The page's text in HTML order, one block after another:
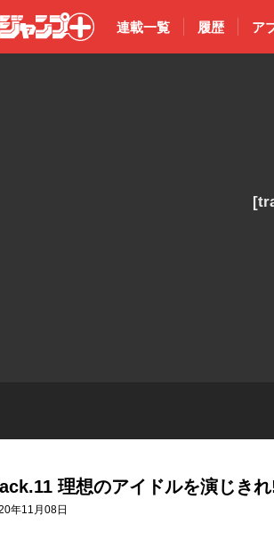
年ジャン
連載一覧 履歴 ア
理想のアイドルを演じき
年11月08日